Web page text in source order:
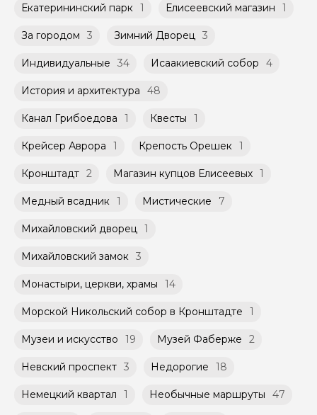
Екатерининский парк 1 Елисеевский магазин 1
За городом 3 Зимний Дворец 3
Индивидуальные 34 Исаакиевский собор 4
История и архитектура 48
Канал Грибоедова 1 Квесты 1
Крейсер Аврора 1 Крепость Орешек 1
Кронштадт 2 Магазин купцов Елисеевых 1
Медный всадник 1 Мистические 7
Михайловский дворец 1
Михайловский замок 3
Монастыри, церкви, храмы 14
Морской Никольский собор в Кронштадте 1
Музеи и искусство 19 Музей Фаберже 2
Невский проспект 3 Недорогие 18
Немецкий квартал 1 Необычные маршруты 47